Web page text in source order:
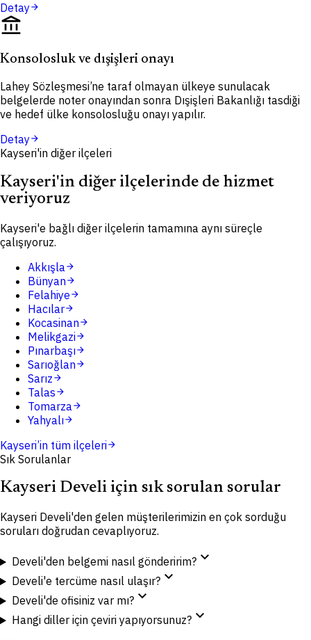
Detayarrow_forward
account_balance
Konsolosluk ve dışişleri onayı
Lahey Sözleşmesi’ne taraf olmayan ülkeye sunulacak
belgelerde noter onayından sonra Dışişleri Bakanlığı tasdiği
ve hedef ülke konsolosluğu onayı yapılır.
Detayarrow_forward
Kayseri'in diğer ilçeleri
Kayseri'in diğer ilçelerinde de hizmet
veriyoruz
Kayseri'e bağlı diğer ilçelerin tamamına aynı süreçle
çalışıyoruz.
Akkışlaarrow_forward
Bünyanarrow_forward
Felahiyearrow_forward
Hacılararrow_forward
Kocasinanarrow_forward
Melikgaziarrow_forward
Pınarbaşıarrow_forward
Sarıoğlanarrow_forward
Sarızarrow_forward
Talasarrow_forward
Tomarzaarrow_forward
Yahyalıarrow_forward
Kayseri’in tüm ilçeleriarrow_forward
Sık Sorulanlar
Kayseri Develi için sık sorulan sorular
Kayseri Develi'den gelen müşterilerimizin en çok sorduğu
soruları doğrudan cevaplıyoruz.
Develi'den belgemi nasıl gönderirim?expand_more
Develi'e tercüme nasıl ulaşır?expand_more
Develi'de ofisiniz var mı?expand_more
Hangi diller için çeviri yapıyorsunuz?expand_more